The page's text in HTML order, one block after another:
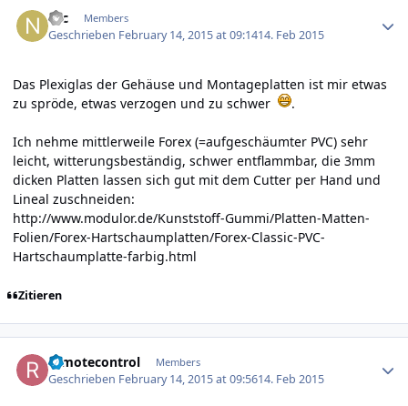
Nic Members
Geschrieben February 14, 2015 at 09:1414. Feb 2015
Das Plexiglas der Gehäuse und Montageplatten ist mir etwas
zu spröde, etwas verzogen und zu schwer
.
Ich nehme mittlerweile Forex (=aufgeschäumter PVC) sehr
leicht, witterungsbeständig, schwer entflammbar, die 3mm
dicken Platten lassen sich gut mit dem Cutter per Hand und
Lineal zuschneiden:
http://www.modulor.de/Kunststoff-Gummi/Platten-Matten-
Folien/Forex-Hartschaumplatten/Forex-Classic-PVC-
Hartschaumplatte-farbig.html
Zitieren
remotecontrol Members
Geschrieben February 14, 2015 at 09:5614. Feb 2015